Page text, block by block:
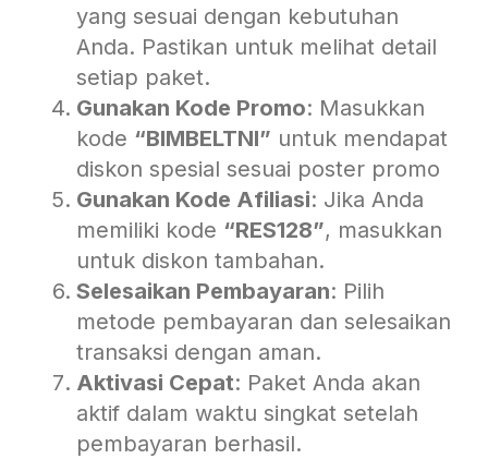
yang sesuai dengan kebutuhan
Anda. Pastikan untuk melihat detail
setiap paket.
Gunakan Kode Promo: Masukkan
kode “BIMBELTNI” untuk mendapat
diskon spesial sesuai poster promo
Gunakan Kode Afiliasi: Jika Anda
memiliki kode “RES128”, masukkan
untuk diskon tambahan.
Selesaikan Pembayaran: Pilih
metode pembayaran dan selesaikan
transaksi dengan aman.
Aktivasi Cepat: Paket Anda akan
aktif dalam waktu singkat setelah
pembayaran berhasil.